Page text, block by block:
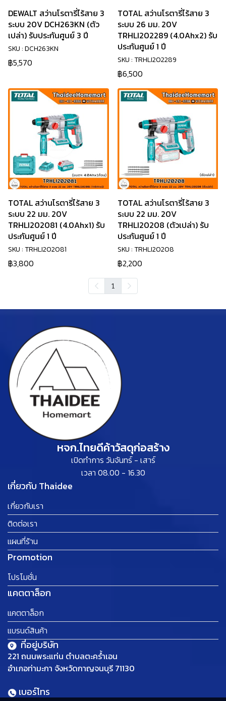
DEWALT สว่านโรตารี่ไร้สาย 3
ระบบ 20V DCH263KN (ตัว
เปล่า) รับประกันศูนย์ 3 ปี
SKU : DCH263KN
฿5,570
TOTAL สว่านโรตารี่ไร้สาย 3
ระบบ 26 มม. 20V
TRHLI202289 (4.0Ahx2) รับ
ประกันศูนย์ 1 ปี
SKU : TRHLI202289
฿6,500
TOTAL สว่านโรตารี่ไร้สาย 3
ระบบ 22 มม. 20V
TRHLI202081 (4.0Ahx1) รับ
ประกันศูนย์ 1 ปี
SKU : TRHLI202081
฿3,800
TOTAL สว่านโรตารี่ไร้สาย 3
ระบบ 22 มม. 20V
TRHLI20208 (ตัวเปล่า) รับ
ประกันศูนย์ 1 ปี
SKU : TRHLI20208
฿2,200
1
หจก.ไทยดีค้าวัสดุก่อสร้าง
เปิดทำการ วันจันทร์ - เสาร์
เวลา 08.00 - 16.30
เกี่ยวกับ Thaidee
เกี่ยวกับเรา
ติดต่อเรา
แผนที่ร้าน
Promotion
โปรโมชั่น
แคตตาล็อก
แคตตาล็อก
แบรนด์สินค้า
ที่อยู่บริษัท
221 ถนนพระแท่น ตำบลตะคร้ำเอน
อำเภอท่ามะกา จังหวัดกาญจนบุรี 71130
เบอร์โทร